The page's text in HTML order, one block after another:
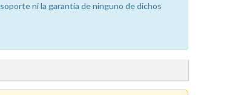
ni la garantía de ninguno de dichos